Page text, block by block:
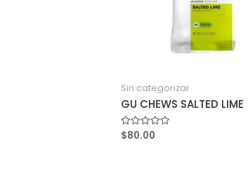
Sin categorizar
GU CHEWS SALTED LIME
Rated
0
$80.00